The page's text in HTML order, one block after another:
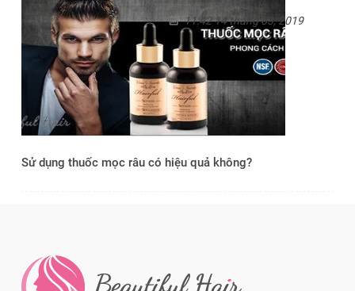
Sử dụng thuốc mọc râu có hiệu quả không?
11:42 14 tháng 03, 2019